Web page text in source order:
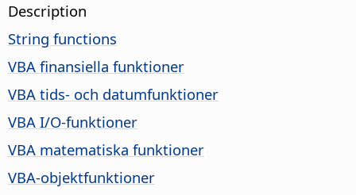
Description
String functions
VBA finansiella funktioner
VBA tids- och datumfunktioner
VBA I/O-funktioner
VBA matematiska funktioner
VBA-objektfunktioner